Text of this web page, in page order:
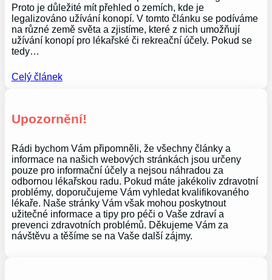
Proto je důležité mít přehled o zemích, kde je
legalizováno užívání konopí. V tomto článku se podíváme
na různé země světa a zjistíme, které z nich umožňují
užívání konopí pro lékařské či rekreační účely. Pokud se
tedy…
Celý článek
Upozornění!
Rádi bychom Vám připomněli, že všechny články a
informace na našich webových stránkách jsou určeny
pouze pro informační účely a nejsou náhradou za
odbornou lékařskou radu. Pokud máte jakékoliv zdravotní
problémy, doporučujeme Vám vyhledat kvalifikovaného
lékaře. Naše stránky Vám však mohou poskytnout
užitečné informace a tipy pro péči o Vaše zdraví a
prevenci zdravotních problémů. Děkujeme Vám za
návštěvu a těšíme se na Vaše další zájmy.